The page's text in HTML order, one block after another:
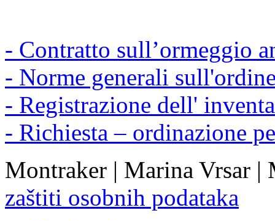
- Contratto sull’ormeggio
- Norme generali
- Registrazione dell'
- Richiesta – ordinazione
Montraker | Marina Vrsar |
zaštiti osobnih podataka